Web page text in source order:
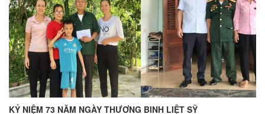
KỶ NIỆM 73 NĂM NGÀY THƯƠNG BINH LIỆT SỸ